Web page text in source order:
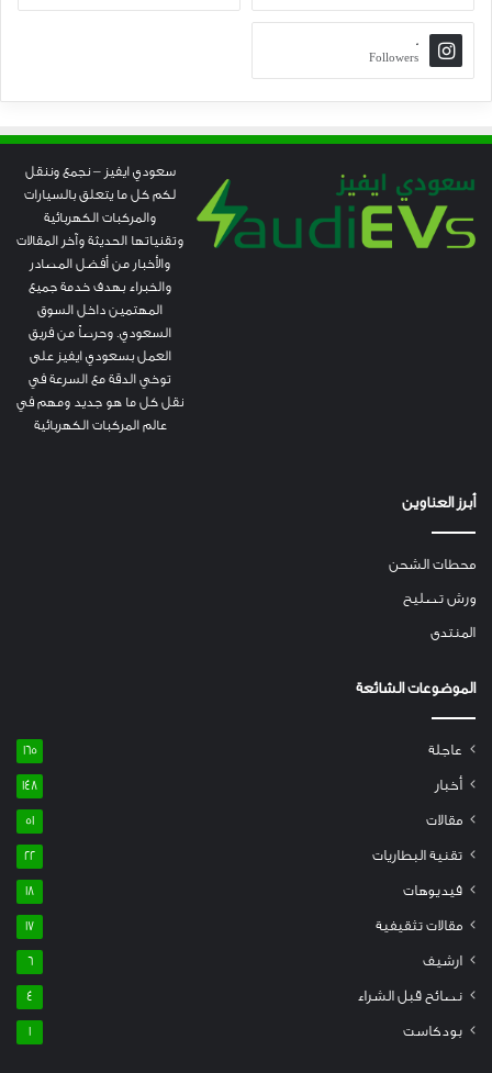
0
Followers
سعودي ايفيز – نجمع وننقل
لكم كل ما يتعلق بالسيارات
والمركبات الكهربائية
وتقنياتها الحديثة وآخر المقالات
والأخبار من أفضل المصادر
والخبراء بهدف خدمة جميع
المهتمين داخل السوق
السعودي. وحرصاً من فريق
العمل بسعودي ايفيز على
توخي الدقة مع السرعة في
نقل كل ما هو جديد ومهم في
عالم المركبات الكهربائية
أبرز العناوين
محطات الشحن
ورش تصليح
المنتدى
الموضوعات الشائعة
عاجلة 165
أخبار 148
مقالات 51
تقنية البطاريات 22
فيديوهات 18
مقالات تثقيفية 17
ارشيف 6
نصائح قبل الشراء 4
بودكاست 1